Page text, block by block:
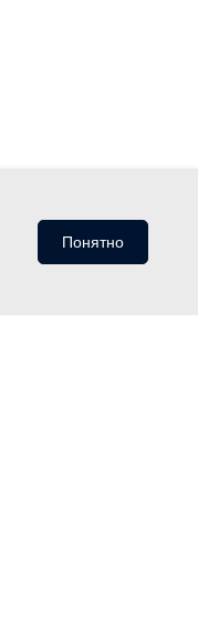
Понятно